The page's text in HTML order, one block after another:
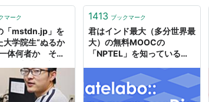
マーク
「mstdn.jp」を
大学院生“ぬるか
体何者か その
間に迫る
1413 ブックマーク
君はインド最大（多分世界最
大）の無料MOOCの
「NPTEL」を知っている